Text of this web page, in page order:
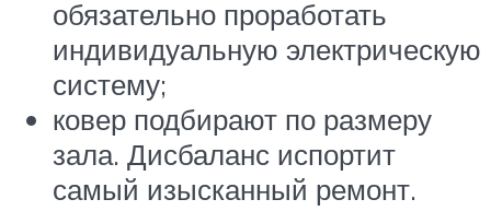
обязательно проработать
индивидуальную электрическую
систему;
ковер подбирают по размеру
зала. Дисбаланс испортит
самый изысканный ремонт.